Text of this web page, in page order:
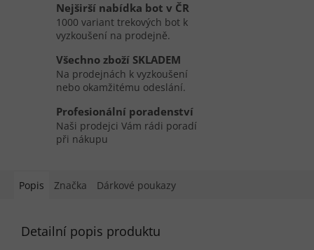
Nejširší nabídka bot v ČR
1000 variant trekových bot k
vyzkoušení na prodejně.
Všechno zboží SKLADEM
Na prodejnách k vyzkoušení
nebo okamžitému odeslání.
Profesionální poradenství
Naši prodejci Vám rádi poradí
při nákupu
Popis Značka Dárkové poukazy
Detailní popis produktu